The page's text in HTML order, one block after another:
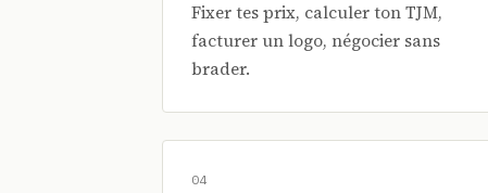
Fixer tes prix, calculer ton TJM,
facturer un logo, négocier sans
brader.
04